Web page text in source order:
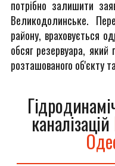
потрібно залишити
Великодолинське.
району, враховується
обсяг резервуара, який
розташованого об'єкту
каналізацій